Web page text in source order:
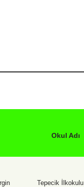
Okul Adı
Tepecik İlkokulu